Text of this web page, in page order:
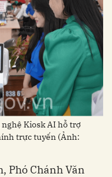
Kiosk AI hỗ trợ
trực tuyến (Ảnh:
Phó Chánh Văn